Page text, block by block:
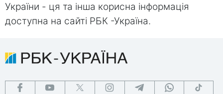
України - ця та інша корисна інформація
доступна на сайті РБК -Україна.